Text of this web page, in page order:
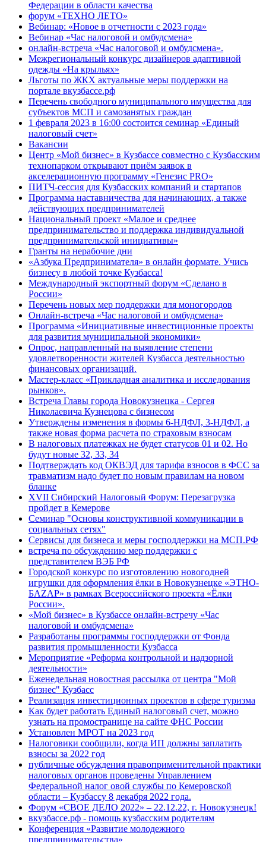
Федерации в области качества
форум «ТЕХНО ЛЕТО»
Вебинар: «Новое в отчетности с 2023 года»
Вебинар «Час налоговой и омбудсмена»
онлайн-встреча «Час налоговой и омбудсмена».
Межрегиональный конкурс дизайнеров адаптивной
одежды «На крыльях»
Льготы по ЖКХ актуальные меры поддержки на
портале вкузбассе.рф
Перечень свободного муниципального имущества для
субъектов МСП и самозанятых граждан
1 февраля 2023 в 16:00 состоится семинар «Единый
налоговый счет»
Вакансии
Центр «Мой бизнес» в Кузбассе совместно с Кузбасским
технопарком открывают приём заявок в
акселерационную программу «Генезис PRO»
ПИТЧ-сессия для Кузбасских компаний и стартапов
Программа наставничества для начинающих, а также
действующих предпринимателей
Национальный проект «Малое и среднее
предпринимательство и поддержка индивидуальной
предпринимательской инициативы»
Гранты на нерабочие дни
«Азбука Предпринимателя» в онлайн формате. Учись
бизнесу в любой точке Кузбасса!
Международный экспортный форум «Сделано в
России»
Перечень новых мер поддержки для моногородов
Онлайн-встреча «Час налоговой и омбудсмена»
Программа «Инициативные инвестиционные проекты
для развития муниципальной экономики»
Опрос, направленный на выявление степени
удовлетворенности жителей Кузбасса деятельностью
финансовых организаций.
Мастер-класс «Прикладная аналитика и исследования
рынков».
Встреча Главы города Новокузнецка - Сергея
Николаевича Кузнецова с бизнесом
Утверждены изменения в формы 6-НДФЛ, 3-НДФЛ, а
также новая форма расчета по страховым взносам
В налоговых платежках не будет статусов 01 и 02. Но
будут новые 32, 33, 34
Подтверждать код ОКВЭД для тарифа взносов в ФСС за
травматизм надо будет по новым правилам на новом
бланке
XVII Сибирский Налоговый Форум: Перезагрузка
пройдет в Кемерове
Семинар "Основы конструктивной коммуникации в
социальных сетях"
Сервисы для бизнеса и меры господдержки на МСП.РФ
встреча по обсуждению мер поддержки с
представителем ВЭБ РФ
Городской конкурс по изготовлению новогодней
игрушки для оформления ёлки в Новокузнецке «ЭТНО-
БАZАР» в рамках Всероссийского проекта «Ёлки
России».
«Мой бизнес» в Кузбассе онлайн-встречу «Час
налоговой и омбудсмена»
Разработаны программы господдержки от Фонда
развития промышленности Кузбасса
Мероприятие «Реформа контрольной и надзорной
деятельности»
Еженедельная новостная рассылка от центра "Мой
бизнес" Кузбасс
Реализация инвестиционных проектов в сфере туризма
Как будет работать Единый налоговый счет, можно
узнать на промостранице на сайте ФНС России
Установлен МРОТ на 2023 год
Налоговики сообщили, когда ИП должны заплатить
взносы за 2022 год
публичные обсуждения правоприменительной практики
налоговых органов проведены Управлением
Федеральной налог овой службы по Кемеровской
области – Кузбассу 8 декабря 2022 года.
Форум «СВОЕ ДЕЛО 2022» – 22.12.22, г. Новокузнецк!
вкузбассе.рф - помощь кузбасским родителям
Конференция «Развитие молодежного
предпринимательства»